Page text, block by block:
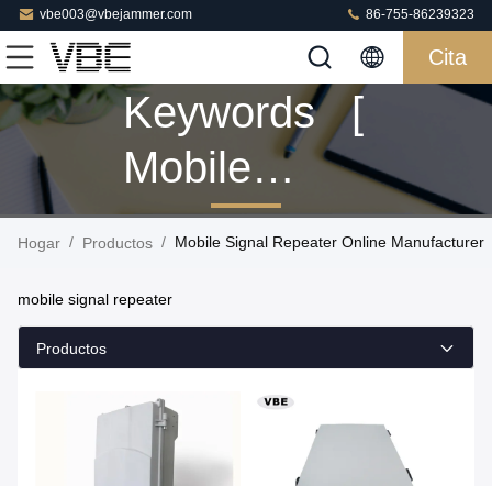
vbe003@vbejammer.com 86-755-86239323
Cita
Keywords [
Mobile
Signal
Match 24
Productos
Hogar / Productos / Mobile Signal Repeater Online Manufacturer
mobile signal repeater
Productos